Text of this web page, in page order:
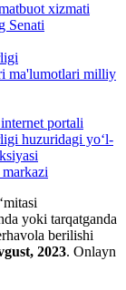
xizmati
Senati
ma'lumotlari milliy
portali
huzuridagi yo‘l-
yoki tarqatganda
berilishi
2023. Onlayn